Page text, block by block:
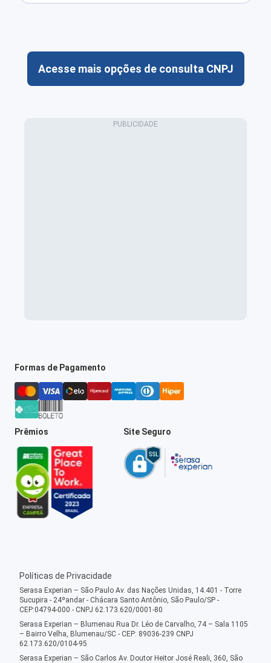
Acesse mais opções de consulta CNPJ
Formas de Pagamento
Prêmios Site Seguro
Políticas de Privacidade
Serasa Experian – São Paulo Av. das Nações Unidas, 14.401 - Torre
Sucupira - 24ºandar - Chácara Santo Antônio, São Paulo/SP -
CEP:04794-000 - CNPJ 62.173.620/0001-80
Serasa Experian – Blumenau Rua Dr. Léo de Carvalho, 74 – Sala 1105
– Bairro Velha, Blumenau/SC - CEP: 89036-239 CNPJ
62.173.620/0104-95
Serasa Experian – São Carlos Av. Doutor Heitor José Reali, 360, São